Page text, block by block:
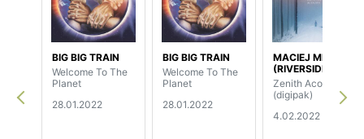
BIG BIG TRAIN
Welcome To The
Planet
28.01.2022
BIG BIG TRAIN
Welcome To The
Planet
28.01.2022
MACIEJ MELLER
(RIVERSIDE)
Zenith Acoustic
(digipak)
4.02.2022